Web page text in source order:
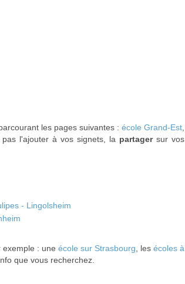
les pages suivantes : école Grand-Est
l'ajouter à vos signets, la partagersur vos
- Lingolsheim
exemple : une école sur Strasbourg , les écoles à
que vous recherchez.